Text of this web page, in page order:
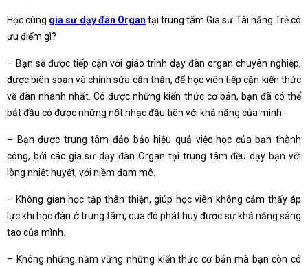
Học cùng gia sư dạy đàn Organ tại trung tâm Gia sư Tài năng Trẻ có
ưu điểm gì?
– Bạn sẽ được tiếp cận với giáo trình dạy đàn organ chuyên nghiệp,
được biên soạn và chỉnh sửa cẩn thận, để học viên tiếp cận kiến thức
về đàn nhanh nhất. Có được những kiến thức cơ bản, bạn đã có thể
bắt đầu có được những nốt nhạc đầu tiên với khả năng của mình.
– Bạn được trung tâm đảo bảo hiệu quả việc học của bạn thành
công, bởi các gia sư dạy đàn Organ tại trung tâm đều dạy bạn với
lòng nhiệt huyết, với niềm đam mê.
– Không gian học tập thân thiện, giúp học viên không cảm thấy áp
lực khi học đàn ở trung tâm, qua đó phát huy được sự khả năng sáng
tao của mình.
– Không những nắm vững những kiến thức cơ bản mà bạn còn có